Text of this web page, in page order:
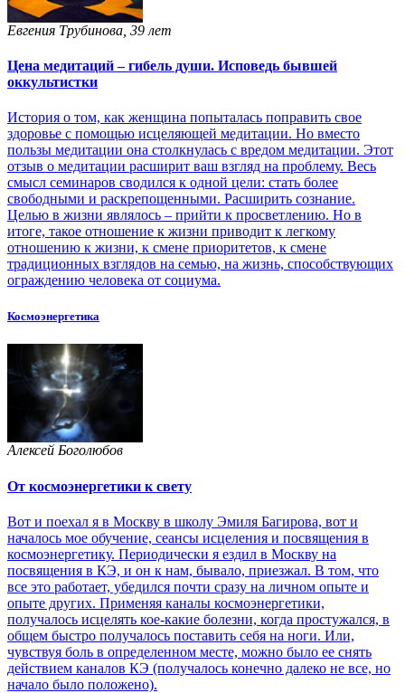
Евгения Трубинова, 39 лет
Цена медитаций – гибель души. Исповедь бывшей
оккультистки
История о том, как женщина попыталась поправить свое
здоровье с помощью исцеляющей медитации. Но вместо
пользы медитации она столкнулась с вредом медитации. Этот
отзыв о медитации расширит ваш взгляд на проблему. Весь
смысл семинаров сводился к одной цели: стать более
свободными и раскрепощенными. Расширить сознание.
Целью в жизни являлось – прийти к просветлению. Но в
итоге, такое отношение к жизни приводит к легкому
отношению к жизни, к смене приоритетов, к смене
традиционных взглядов на семью, на жизнь, способствующих
ограждению человека от социума.
Космоэнергетика
Алексей Боголюбов
От космоэнергетики к свету
Вот и поехал я в Москву в школу Эмиля Багирова, вот и
началось мое обучение, сеансы исцеления и посвящения в
космоэнергетику. Периодически я ездил в Москву на
посвящения в КЭ, и он к нам, бывало, приезжал. В том, что
все это работает, убедился почти сразу на личном опыте и
опыте других. Применяя каналы космоэнергетики,
получалось исцелять кое-какие болезни, когда простужался, в
общем быстро получалось поставить себя на ноги. Или,
чувствуя боль в определенном месте, можно было ее снять
действием каналов КЭ (получалось конечно далеко не все, но
начало было положено).